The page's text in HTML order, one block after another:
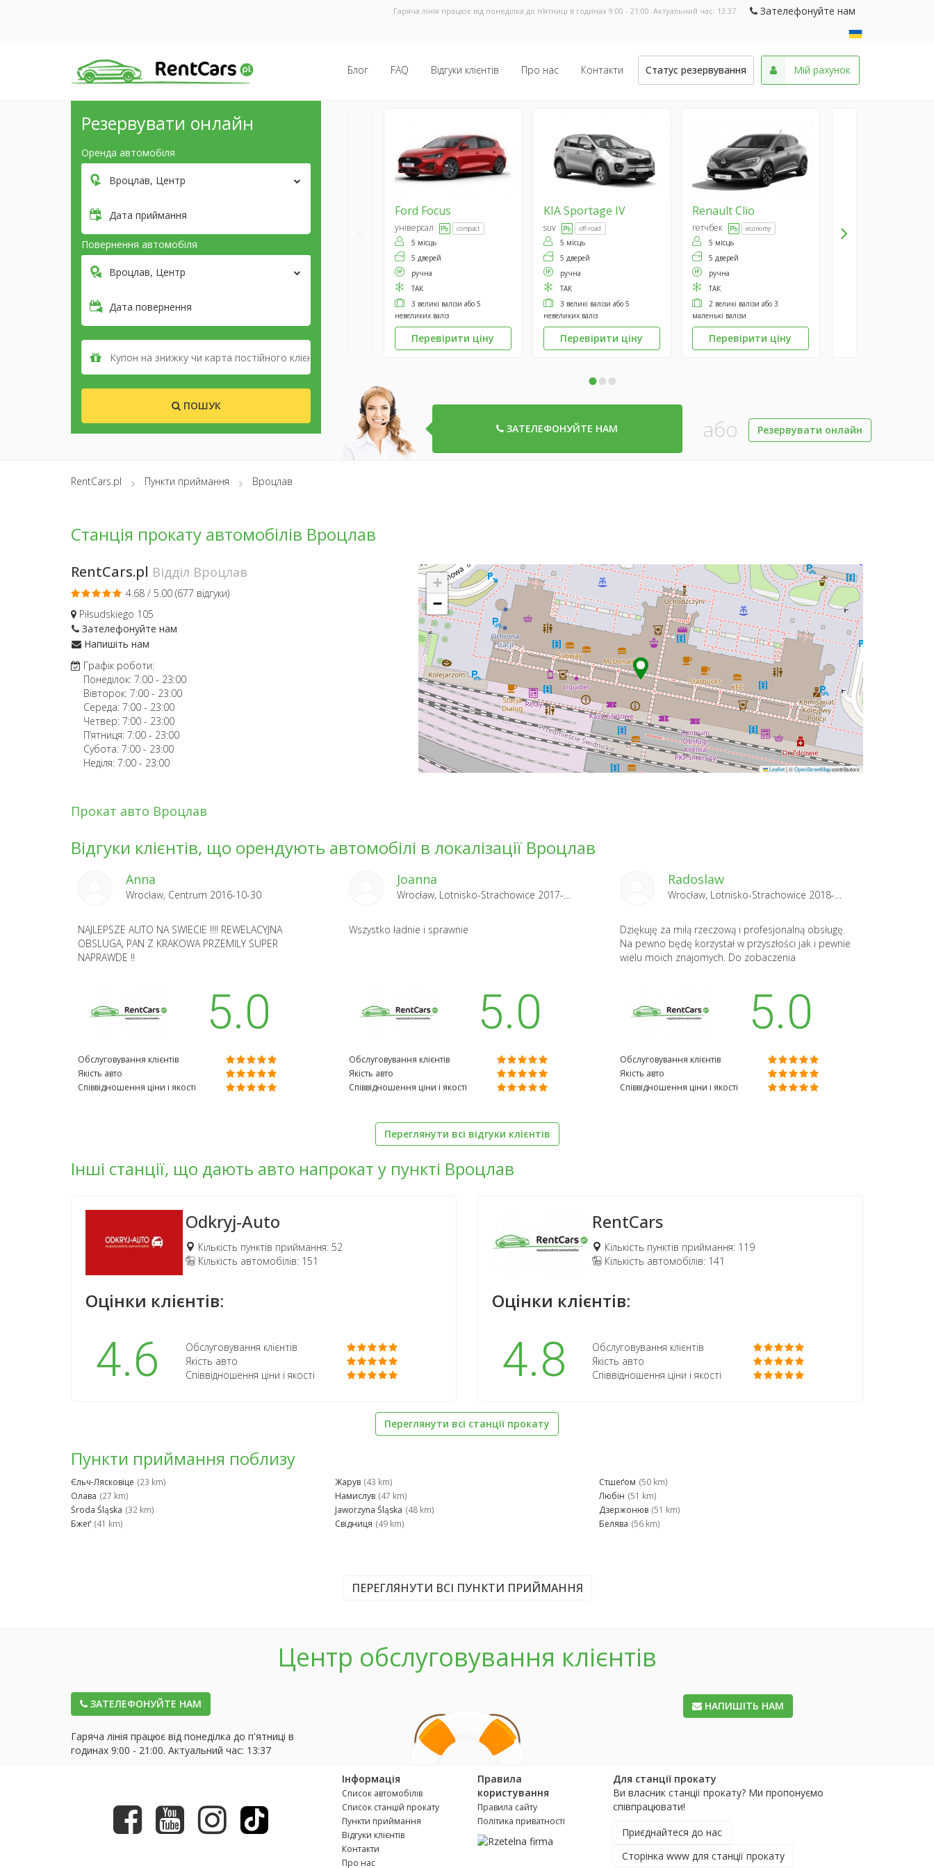
Гаряча лінія працює від понеділка до п'ятниці в годинах 9:00 - 21:00. Актуальний час: 13:37 Зателефонуйте нам
Блог FAQ Відгуки клієнтів Про нас Контакти Статус резервування Мій рахунок
Резервувати онлайн
Оренда автомобіля
Вроцлав, Центр
Дата приймання
Повернення автомобіля
Вроцлав, Центр
Дата повернення
ПОШУК
Ford Focus
універсал compact
5 місць
5 дверей
ручна
ТАК
3 великі валізи або 5
невеликих валіз
Перевірити ціну
KIASportage IV
suv off-road
5 місць
5 дверей
ручна
ТАК
3 великі валізи або 5
невеликих валіз
Перевірити ціну
RenaultClio
гетчбек economy
5 місць
5 дверей
ручна
ТАК
2 великі валізи або 3
маленькі валізи
Перевірити ціну
•••
ЗАТЕЛЕФОНУЙТЕ НАМ або Резервувати онлайн
RentCars.pl Пункти приймання Вроцлав
Станція прокату автомобілів Вроцлав
RentCars.pl Відділ Вроцлав
4.68 / 5.00 (677 відгуки)
Piłsudskiego 105
Зателефонуйте нам
Напишіть нам
Графік роботи:
Понеділок: 7:00 - 23:00
Вівторок: 7:00 - 23:00
Середа: 7:00 - 23:00
Четвер: 7:00 - 23:00
П’ятниця: 7:00 - 23:00
Субота: 7:00 - 23:00
Неділя: 7:00 - 23:00
+
−
Leaflet|©OpenStreetMapcontributors
Прокат авто Вроцлав
Відгуки клієнтів, що орендують автомобілі в локалізації Вроцлав
Anna
Wrocław, Centrum 2016-10-30
NAJLEPSZE AUTO NA SWIECIE !!!! REWELACYJNA
OBSLUGA, PAN Z KRAKOWA PRZEMILY SUPER
NAPRAWDE !!
5.0
Обслуговування клієнтів
Якість авто
Співвідношення ціни і якості
Joanna
Wrocław, Lotnisko-Strachowice 2017-08-02
Wszystko ładnie i sprawnie
5.0
Обслуговування клієнтів
Якість авто
Співвідношення ціни і якості
Radoslaw
Wrocław, Lotnisko-Strachowice 2018-01-03
Dziękuję za miłą rzeczową i profesjonalną obsługę.
Na pewno będę korzystał w przyszłości jak i pewnie
wielu moich znajomych. Do zobaczenia
5.0
Обслуговування клієнтів
Якість авто
Співвідношення ціни і якості
Переглянути всі відгуки клієнтів
Інші станції, що дають авто напрокат у пункті Вроцлав
Odkryj-Auto
Кількість пунктів приймання: 52
Кількість автомобілів: 151
Оцінки клієнтів:
4.6
Обслуговування клієнтів
Якість авто
Співвідношення ціни і якості
RentCars
Кількість пунктів приймання: 119
Кількість автомобілів: 141
Оцінки клієнтів:
4.8
Обслуговування клієнтів
Якість авто
Співвідношення ціни і якості
Переглянути всі станції прокату
Пункти приймання поблизу
Єльч-Лясковіце (23 km)
Олава (27 km)
Środa Śląska (32 km)
Бжеґ (41 km)
Жарув (43 km)
Намислув (47 km)
Jaworzyna Śląska (48 km)
Свідниця (49 km)
Стшеґом (50 km)
Любін (51 km)
Дзержонюв (51 km)
Белява (56 km)
ПЕРЕГЛЯНУТИ ВСІ ПУНКТИ ПРИЙМАННЯ
Центр обслуговування клієнтів
ЗАТЕЛЕФОНУЙТЕ НАМ
Гаряча лінія працює від понеділка до п'ятниці в
годинах 9:00 - 21:00. Актуальний час: 13:37
НАПИШІТЬ НАМ
Інформація
Список автомобілів
Список станцій прокату
Пункти приймання
Відгуки клієнтів
Контакти
Про нас
Правила
користування
Правила сайту
Політика приватності
Для станції прокату
Ви власник станції прокату? Ми пропонуємо
співпрацювати!
Приєднайтеся до нас
Сторінка www для станції прокату